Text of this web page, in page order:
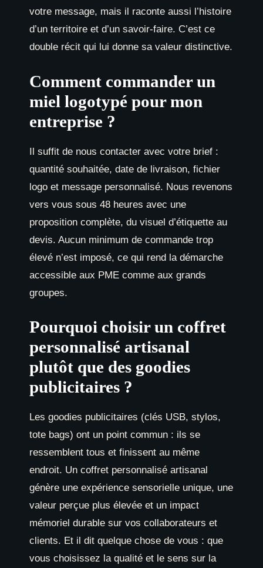
votre message, mais il raconte aussi l’histoire
d’un territoire et d’un savoir-faire. C’est ce
double récit qui lui donne sa valeur distinctive.
Comment commander un
miel logotypé pour mon
entreprise ?
Il suffit de nous contacter avec votre brief :
quantité souhaitée, date de livraison, fichier
logo et message personnalisé. Nous revenons
vers vous sous 48 heures avec une
proposition complète, du visuel d’étiquette au
devis. Aucun minimum de commande trop
élevé n’est imposé, ce qui rend la démarche
accessible aux PME comme aux grands
groupes.
Pourquoi choisir un coffret
personnalisé artisanal
plutôt que des goodies
publicitaires ?
Les goodies publicitaires (clés USB, stylos,
tote bags) ont un point commun : ils se
ressemblent tous et finissent au même
endroit. Un coffret personnalisé artisanal
génère une expérience sensorielle unique, une
valeur perçue plus élevée et un impact
mémoriel durable sur vos collaborateurs et
clients. Et il dit quelque chose de vous : que
vous choisissez la qualité et le sens sur la